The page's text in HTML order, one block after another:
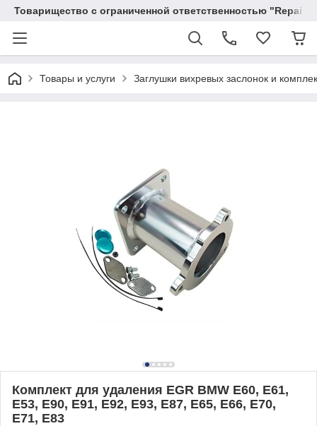
Товарищество с ограниченной ответственностью
Товары и услуги Заглушки вихревых заслонок и
Комплект для удаления EGR BMW E60, E61,
E53, E90, E91, E92, E93, E87, E65, E66, E70,
E71, E83